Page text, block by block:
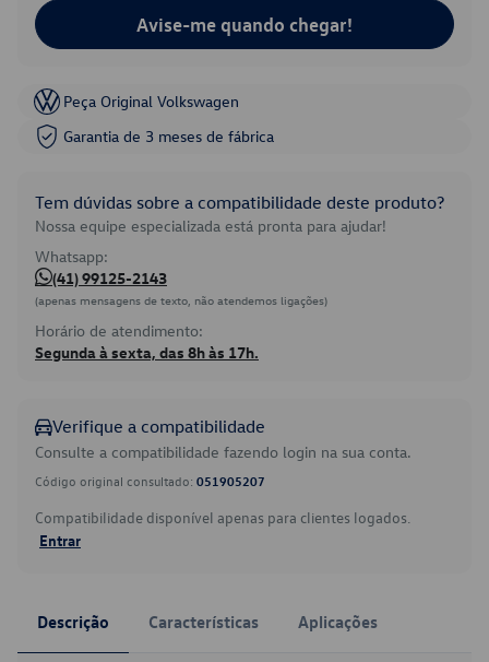
Avise-me quando chegar!
Peça Original Volkswagen
Garantia de 3 meses de fábrica
Tem dúvidas sobre a compatibilidade deste produto?
Nossa equipe especializada está pronta para ajudar!
Whatsapp:
(41) 99125-2143
(apenas mensagens de texto, não atendemos ligações)
Horário de atendimento:
Segunda à sexta, das 8h às 17h.
Verifique a compatibilidade
Consulte a compatibilidade fazendo login na sua conta.
Código original consultado: 051905207
Compatibilidade disponível apenas para clientes logados.
Entrar
Descrição Características Aplicações